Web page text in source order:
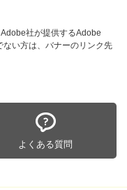
社が提供するAdobe
い方は、バナーのリンク先
よくある質問